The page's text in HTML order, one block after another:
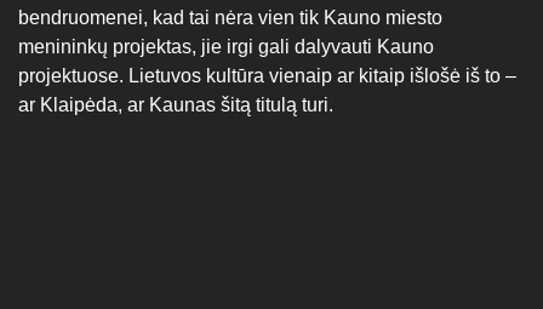
bendruomenei, kad tai nėra vien tik Kauno miesto
menininkų projektas, jie irgi gali dalyvauti Kauno
projektuose. Lietuvos kultūra vienaip ar kitaip išlošė iš to –
ar Klaipėda, ar Kaunas šitą titulą turi.